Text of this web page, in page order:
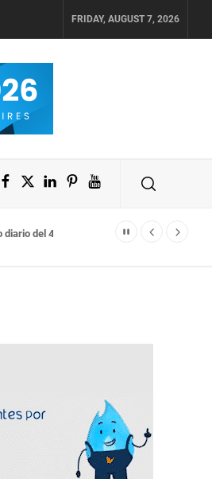
FRIDAY, AUGUST 7, 2026
Facebook
X LinkedIn
PinterestYouTube